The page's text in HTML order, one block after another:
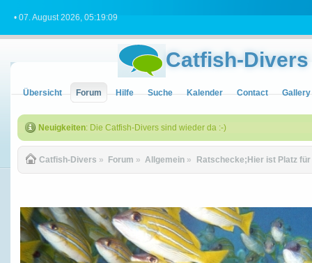
• 07. August 2026, 05:19:09
Catfish-Divers
Übersicht Forum Hilfe Suche Kalender Contact Gallery
Neuigkeiten: Die Catfish-Divers sind wieder da :-)
Catfish-Divers » Forum » Allgemein » Ratschecke;Hier ist Platz